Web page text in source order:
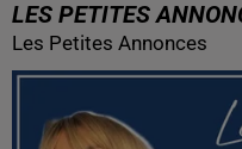
LES PETITES
Les Petites Annonces